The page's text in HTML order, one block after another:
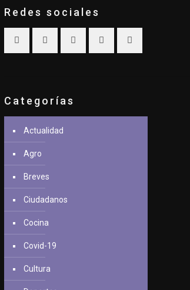
Redes sociales
Categorías
Actualidad
Agro
Breves
Ciudadanos
Cocina
Covid-19
Cultura